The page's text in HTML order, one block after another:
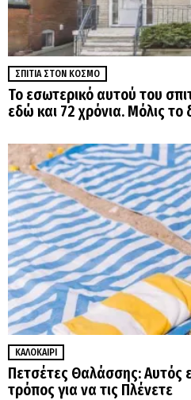
ΣΠΊΤΙΑ ΣΤΟΝ ΚΌΣΜΟ
Το εσωτερικό αυτού του
εδώ και 72 χρόνια. Μόλις το
ΚΑΛΟΚΑΊΡΙ
Πετσέτες Θαλάσσης: Αυτός
τρόπος για να τις Πλένετε